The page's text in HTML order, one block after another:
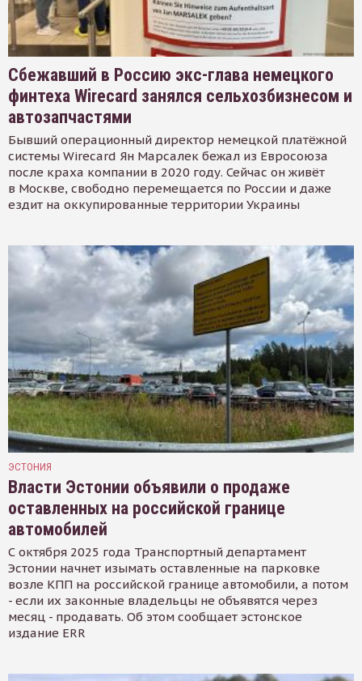
Сбежавший в Россию экс-глава немецкого
финтеха Wirecard занялся сельхозбизнесом и
автозапчастями
Бывший операционный директор немецкой платёжной
системы Wirecard Ян Марсалек бежал из Евросоюза
после краха компании в 2020 году. Сейчас он живёт
в Москве, свободно перемещается по России и даже
ездит на оккупированные территории Украины
ЭСТОНИЯ
Власти Эстонии объявили о продаже
оставленных на российской границе
автомобилей
С октября 2025 года Транспортный департамент
Эстонии начнет изымать оставленные на парковке
возле КПП на российской границе автомобили, а потом
- если их законные владельцы не объявятся через
месяц - продавать. Об этом сообщает эстонское
издание ERR